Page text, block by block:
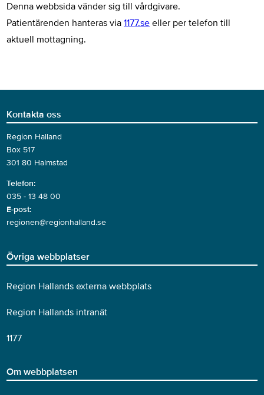
Denna webbsida vänder sig till vårdgivare.
Patientärenden hanteras via1177.se eller per telefon till
aktuell mottagning.
Kontakta oss
Region Halland
Box 517
301 80 Halmstad
Telefon:
035 - 13 48 00
E-post:
regionen@regionhalland.se
Övriga webbplatser
Region Hallands externa webbplats
Region Hallands intranät
1177
Om webbplatsen